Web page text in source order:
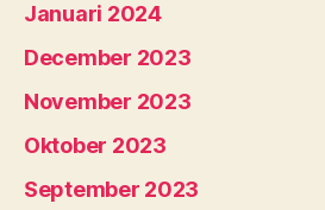
Januari 2024
December 2023
November 2023
Oktober 2023
September 2023